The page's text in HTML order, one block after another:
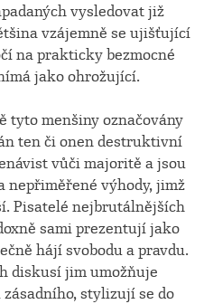
vysledovat již
vzájemně se ujišťující
na prakticky bezmocné
jako ohrožující.
tyto menšiny označovány
ten či onen destruktivní
vůči majoritě a jsou
nepřiměřené výhody, jimž
Pisatelé nejbrutálnějších
sami prezentují jako
hájí svobodu a pravdu.
diskusí jim umožňuje
stylizují se do